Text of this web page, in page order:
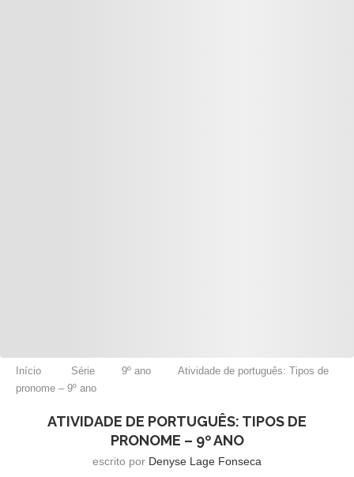
Início Série 9º ano
Atividade de português: Tipos de
pronome – 9º ano
ATIVIDADE DE PORTUGUÊS: TIPOS DE
PRONOME – 9º ANO
escrito por Denyse Lage Fonseca